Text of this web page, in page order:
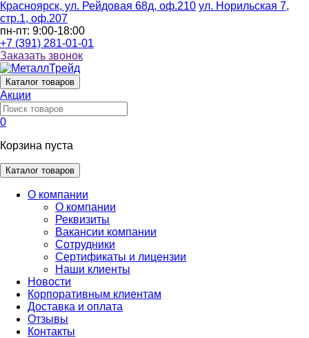
Красноярск, ул. Рейдовая 68д, оф.210 ул. Норильская 7,
стр.1, оф.207
пн-пт: 9:00-18:00
+7 (391) 281-01-01
Заказать звонок
Каталог товаров
Акции
0
Корзина пуста
Каталог товаров
О компании
О компании
Реквизиты
Вакансии компании
Сотрудники
Сертификаты и лицензии
Наши клиенты
Новости
Корпоративным клиентам
Доставка и оплата
Отзывы
Контакты